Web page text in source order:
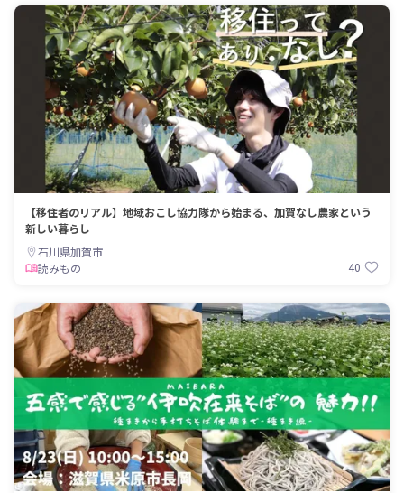
【移住者のリアル】地域おこし協力隊から始まる、加賀なし農家という
新しい暮らし
石川県加賀市
読みもの
40